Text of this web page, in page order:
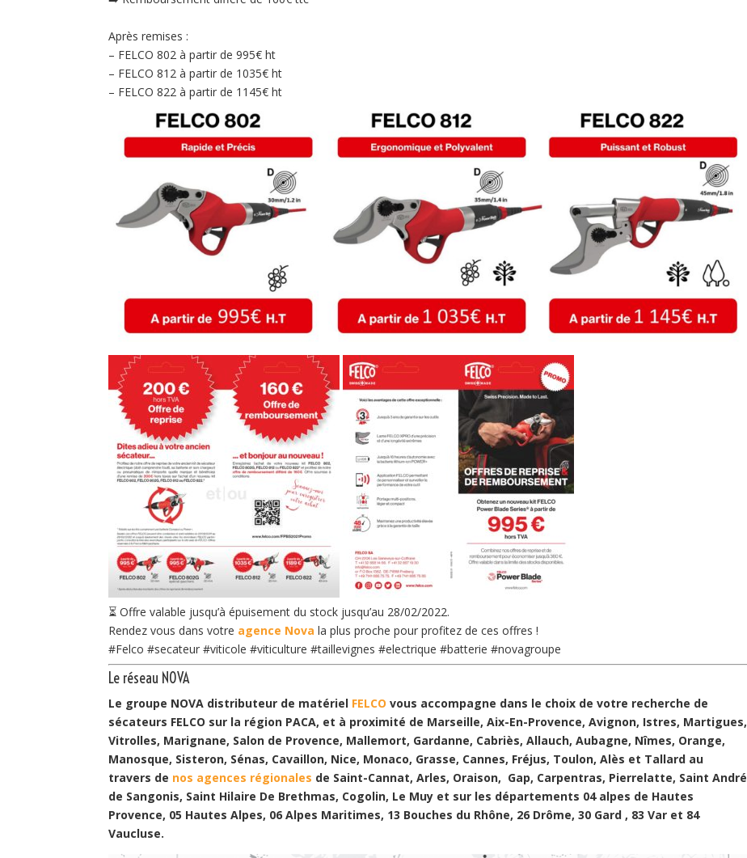
Après remises :
– FELCO 802 à partir de 995€ ht
– FELCO 812 à partir de 1035€ ht
– FELCO 822 à partir de 1145€ ht
⏳ Offre valable jusqu’à épuisement du stock jusqu’au 28/02/2022.
Rendez vous dans votre agence Nova la plus proche pour profitez de ces offres !
#Felco #secateur #viticole #viticulture #taillevignes #electrique #batterie #novagroupe
Le réseau NOVA
Le groupe NOVA distributeur de matériel FELCO vous accompagne dans le choix de votre recherche de
sécateurs FELCO sur la région PACA, et à proximité de Marseille, Aix-En-Provence, Avignon, Istres, Martigues,
Vitrolles, Marignane, Salon de Provence, Mallemort, Gardanne, Cabriès, Allauch, Aubagne, Nîmes, Orange,
Manosque, Sisteron, Sénas, Cavaillon, Nice, Monaco, Grasse, Cannes, Fréjus, Toulon, Alès et Tallard au
travers de nos agences régionales de Saint-Cannat, Arles, Oraison, Gap, Carpentras, Pierrelatte, Saint André
de Sangonis, Saint Hilaire De Brethmas, Cogolin, Le Muy et sur les départements 04 alpes de Hautes
Provence, 05 Hautes Alpes, 06 Alpes Maritimes, 13 Bouches du Rhône, 26 Drôme, 30 Gard , 83 Var et 84
Vaucluse.